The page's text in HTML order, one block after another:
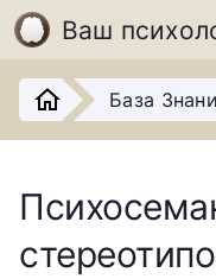
Ваш
База